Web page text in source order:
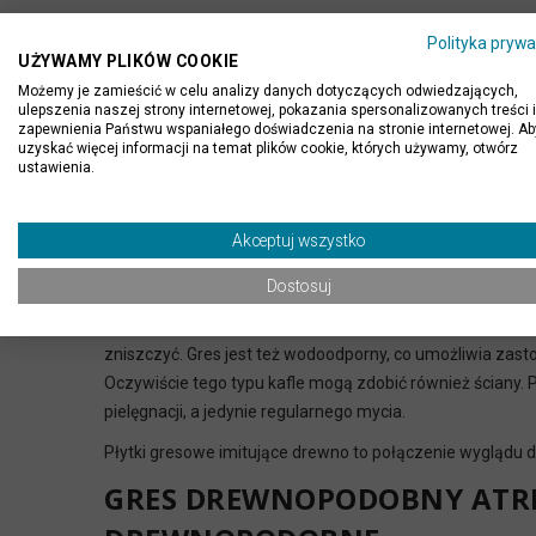
Ceramica Pamesa,który
oraz zewnętrznego.
Ponadczasowe i
Nogal
Drewno jest bardzo cenionym surowcem w aranżacji
deskami są niezwykle pożądanym rozwiązaniem.
Alternatywą dla drewnianych podłóg sąpłytki imitujące
typu kafli praktycznie wszędzie.
Gres jest przede wszystkim bardzo trwały i wytrzymały.
zniszczyć. Gres jest też wodoodporny, co umożliwia
Oczywiście tego typu kafle mogą zdobić również ściany.
pielęgnacji, a jedynie regularnego mycia.
Płytki gresowe imitujące drewno to połączenie
GRES DREWNOPODOBNY
Polityka
UŻYWAMY PLIKÓW COOKIE
Możemy je zamieścić w celu analizy danych dotyczących odwiedzających,
ulepszenia naszej strony internetowej, pokazania spersonalizowanych treści i
zapewnienia Państwu wspaniałego doświadczenia na stronie internetowej.
uzyskać więcej informacji na temat plików cookie, których używamy, otwórz
ustawienia.
Akceptuj wszystko
Dostosuj